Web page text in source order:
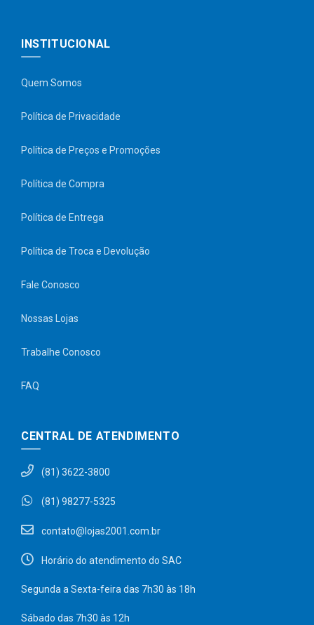
INSTITUCIONAL
Quem Somos
Política de Privacidade
Política de Preços e Promoções
Política de Compra
Política de Entrega
Política de Troca e Devolução
Fale Conosco
Nossas Lojas
Trabalhe Conosco
FAQ
CENTRAL DE ATENDIMENTO
(81) 3622-3800
(81) 98277-5325
contato@lojas2001.com.br
Horário do atendimento do SAC
Segunda a Sexta-feira das 7h30 às 18h
Sábado das 7h30 às 12h